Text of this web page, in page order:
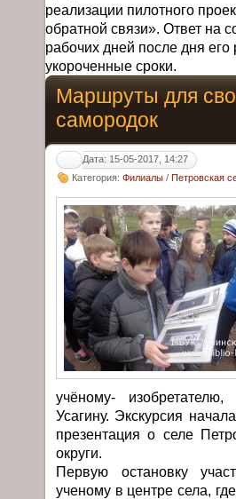
реализации пилотного
обратной связи». Ответ на
рабочих дней после дня
укороченные сроки.
Маршруты для
самородок
Дата: 15-05-2017, 14:27
Категория: Филиалы / Петровская
учёному-
Усагину. Экскурсия
презентация о селе
округи.
Первую остановку
ученому в центре села,